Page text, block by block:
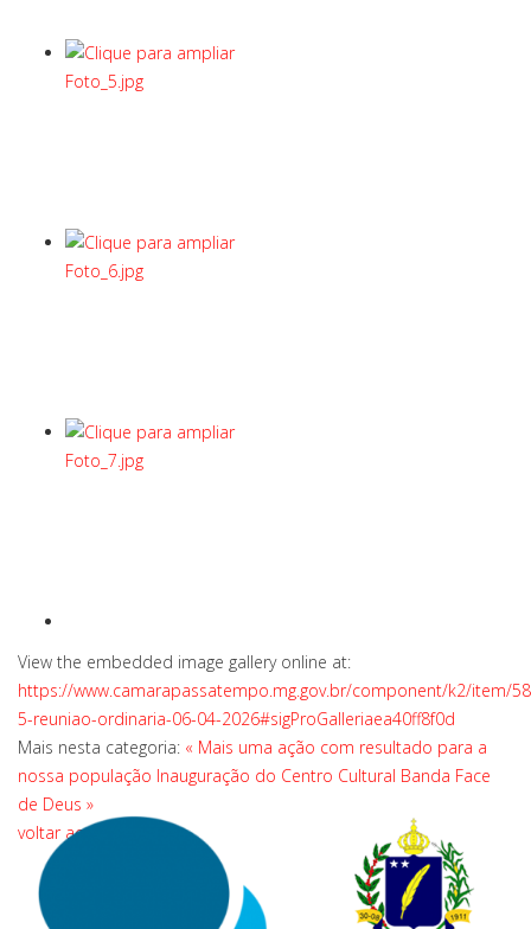
View the embedded image gallery online at:
https://www.camarapassatempo.mg.gov.br/component/k2/item/
5-reuniao-ordinaria-06-04-2026#sigProGalleriaea40ff8f0d
Mais nesta categoria: « Mais uma ação com resultado para a
nossa população Inauguração do Centro Cultural Banda Face
de Deus »
voltar ao topo